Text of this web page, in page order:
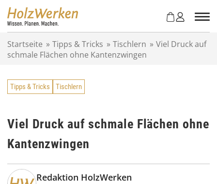
Startseite » Tipps & Tricks » Tischlern » Viel Druck auf
schmale Flächen ohne Kantenzwingen
Tipps & Tricks Tischlern
Viel Druck auf schmale Flächen ohne
Kantenzwingen
Redaktion HolzWerken